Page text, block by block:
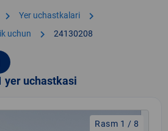
chevron_right Yer uchastkalari chevron_right
uchun chevron_right 24130208
yer uchastkasi
Rasm 1 / 8